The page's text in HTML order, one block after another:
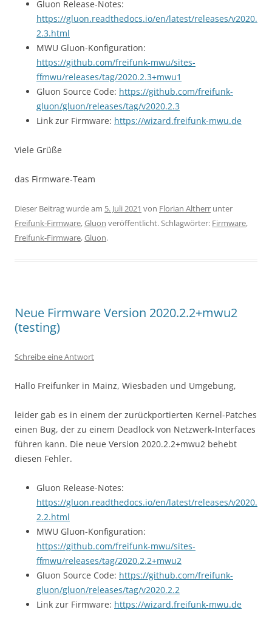
Gluon Release-Notes:
https://gluon.readthedocs.io/en/latest/releases/v2020.
2.3.html
MWU Gluon-Konfiguration:
https://github.com/freifunk-mwu/sites-
ffmwu/releases/tag/2020.2.3+mwu1
Gluon Source Code: https://github.com/freifunk-
gluon/gluon/releases/tag/v2020.2.3
Link zur Firmware: https://wizard.freifunk-mwu.de
Viele Grüße
das Firmware-Team
Dieser Beitrag wurde am 5. Juli 2021 von Florian Altherr unter
Freifunk-Firmware,Gluon veröffentlicht. Schlagwörter: Firmware,
Freifunk-Firmware,Gluon.
Neue Firmware Version 2020.2.2+mwu2
(testing)
Schreibe eine Antwort
Hallo Freifunker in Mainz, Wiesbaden und Umgebung,
leider gab es in einem der zurückportierten Kernel-Patches
einen Bug, der zu einem Deadlock von Netzwerk-Interfaces
führen kann. Die neue Version 2020.2.2+mwu2 behebt
diesen Fehler.
Gluon Release-Notes:
https://gluon.readthedocs.io/en/latest/releases/v2020.
2.2.html
MWU Gluon-Konfiguration:
https://github.com/freifunk-mwu/sites-
ffmwu/releases/tag/2020.2.2+mwu2
Gluon Source Code: https://github.com/freifunk-
gluon/gluon/releases/tag/v2020.2.2
Link zur Firmware: https://wizard.freifunk-mwu.de